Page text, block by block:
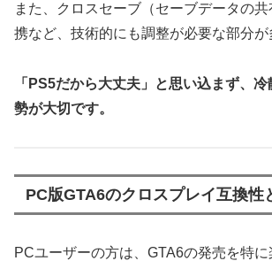
また、クロスセーブ（セーブデータの
携など、技術的にも調整が必要な部分が
「PS5だから大丈夫」と思い込まず、
勢が大切です。
PC版GTA6のクロスプレイ互換性
PCユーザーの方は、GTA6の発売を特